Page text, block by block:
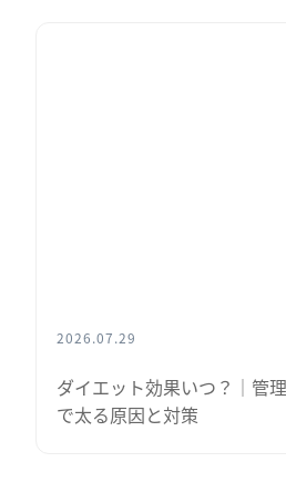
2026.07.29
ダイエット効果いつ？│管
で太る原因と対策